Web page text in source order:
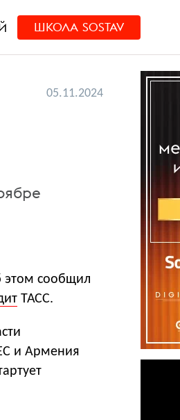
ШКОЛА SOSTAV
05.11.2024
этом сообщил
ТАСС.
и Армения